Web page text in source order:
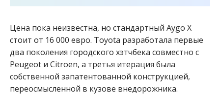
Цена пока неизвестна, но стандартный Aygo X
стоит от 16 000 евро. Toyota разработала первые
два поколения городского хэтчбека совместно с
Peugeot и Citroen, а третья итерация была
собственной запатентованной конструкцией,
переосмысленной в кузове внедорожника.